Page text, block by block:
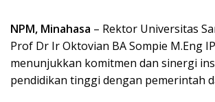
NPM, Minahasa – Rektor Universitas
Prof Dr Ir Oktovian BA Sompie M.Eng
menunjukkan komitmen dan sinergi
pendidikan tinggi dengan pemerintah